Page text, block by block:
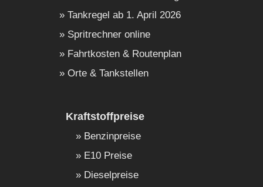
Tankregel ab 1. April 2026
Spritrechner online
Fahrtkosten & Routenplan
Orte & Tankstellen
Kraftstoffpreise
Benzinpreise
E10 Preise
Dieselpreise